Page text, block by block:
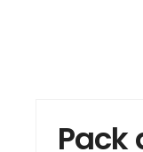
Pack